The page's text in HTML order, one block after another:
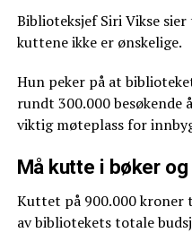
Biblioteksjef Siri Vikse
kuttene ikke er ønskelige.
Hun peker på at
rundt 300.000 besøkende
viktig møteplass for
Må kutte i bøker
Kuttet på 900.000 kroner
av bibliotekets totale